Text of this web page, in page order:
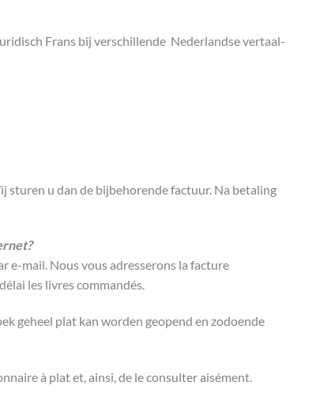
Frans bij verschillende Nederlandse vertaal-
sturen u dan de bijbehorende factuur. Na betaling
e-mail. Nous vous adresserons la facture
les livres commandés.
geheel plat kan worden geopend en zodoende
à plat et, ainsi, de le consulter aisément.